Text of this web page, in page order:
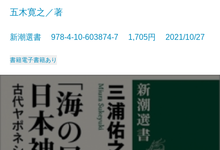
五木寛之／著
新潮選書 978-4-10-603874-7 1,705円 2021/10/27
書籍電子書籍あり